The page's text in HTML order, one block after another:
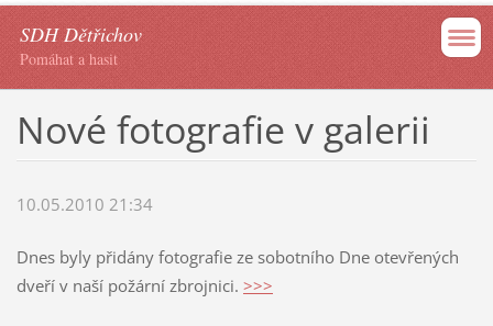
SDH Dětřichov
Pomáhat a hasit
Nové fotografie v galerii
10.05.2010 21:34
Dnes byly přidány fotografie ze sobotního Dne otevřených
dveří v naší požární zbrojnici. >>>